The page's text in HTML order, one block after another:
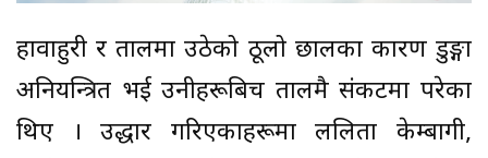
हावाहुरी र तालमा उठेको ठूलो छालका कारण डुङ्गा
अनियन्त्रित भई उनीहरूबिच तालमै संकटमा परेका
थिए । उद्धार गरिएकाहरूमा ललिता केम्बागी,